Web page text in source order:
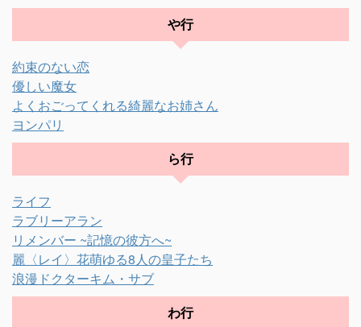
や行
約束のない恋
優しい魔女
よくおごってくれる綺麗なお姉さん
ヨンパリ
ら行
ライフ
ラブリーアラン
リメンバー ~記憶の彼方へ~
麗〈レイ〉花萌ゆる8人の皇子たち
浪漫ドクターキム・サブ
わ行